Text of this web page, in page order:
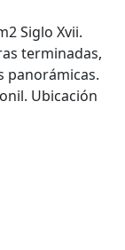
Siglo Xvii.
terminadas,
panorámicas.
Ubicación